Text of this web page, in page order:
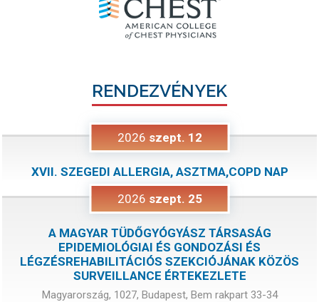
RENDEZVÉNYEK
2026 szept. 12
XVII. SZEGEDI ALLERGIA, ASZTMA,COPD NAP
2026 szept. 25
A MAGYAR TÜDŐGYÓGYÁSZ TÁRSASÁG
EPIDEMIOLÓGIAI ÉS GONDOZÁSI ÉS
LÉGZÉSREHABILITÁCIÓS SZEKCIÓJÁNAK KÖZÖS
SURVEILLANCE ÉRTEKEZLETE
Magyarország, 1027, Budapest, Bem rakpart 33-34